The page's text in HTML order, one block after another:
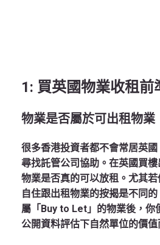
1: 買英國物業收租前
物業是否屬於可出租物業
很多香港投資者都不會常居英
尋找託管公司協助。在英國買
物業是否真的可以放租。尤其若
自住跟出租物業的按揭是不同
屬「Buy to Let」的物業後，你
公開資料評估下自然單位的價值